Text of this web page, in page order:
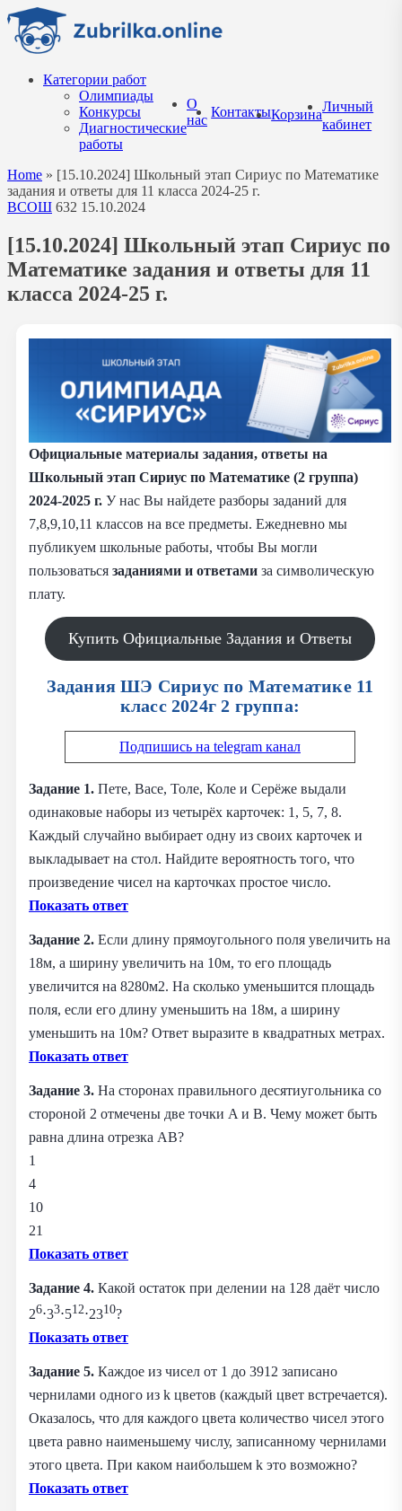
Перейти
содержанию
Категории работ
Олимпиады
Конкурсы
Диагностические
работы
О
нас
КонтактыКорзина
Личный
кабинет
Home » [15.10.2024] Школьный этап Сириус по Математике
задания и ответы для 11 класса 2024-25 г.
ВСОШ 632 15.10.2024
[15.10.2024] Школьный этап Сириус по
Математике задания и ответы для 11
класса 2024-25 г.
Официальные материалы задания, ответы на
Школьный этап Сириус по Математике (2 группа)
2024-2025 г. У нас Вы найдете разборы заданий для
7,8,9,10,11 классов на все предметы. Ежедневно мы
публикуем школьные работы, чтобы Вы могли
пользоваться заданиями и ответами за символическую
плату.
Купить Официальные Задания и Ответы
Задания ШЭ Сириус по Математике 11
класс 2024г 2 группа:
Подпишись на telegram канал
Задание 1. Пете, Васе, Толе, Коле и Серёже выдали
одинаковые наборы из четырёх карточек: 1, 5, 7, 8.
Каждый случайно выбирает одну из своих карточек и
выкладывает на стол. Найдите вероятность того, что
произведение чисел на карточках простое число.
Показать ответ
Задание 2. Если длину прямоугольного поля увеличить на
18м, а ширину увеличить на 10м, то его площадь
увеличится на 8280м2. На сколько уменьшится площадь
поля, если его длину уменьшить на 18м, а ширину
уменьшить на 10м? Ответ выразите в квадратных метрах.
Показать ответ
Задание 3. На сторонах правильного десятиугольника со
стороной 2 отмечены две точки A и B. Чему может быть
равна длина отрезка AB?
1
4
10
21
Показать ответ
Задание 4. Какой остаток при делении на 128 даёт число
26⋅33⋅512⋅2310?
Показать ответ
Задание 5. Каждое из чисел от 1 до 3912 записано
чернилами одного из k цветов (каждый цвет встречается).
Оказалось, что для каждого цвета количество чисел этого
цвета равно наименьшему числу, записанному чернилами
этого цвета. При каком наибольшем k это возможно?
Показать ответ